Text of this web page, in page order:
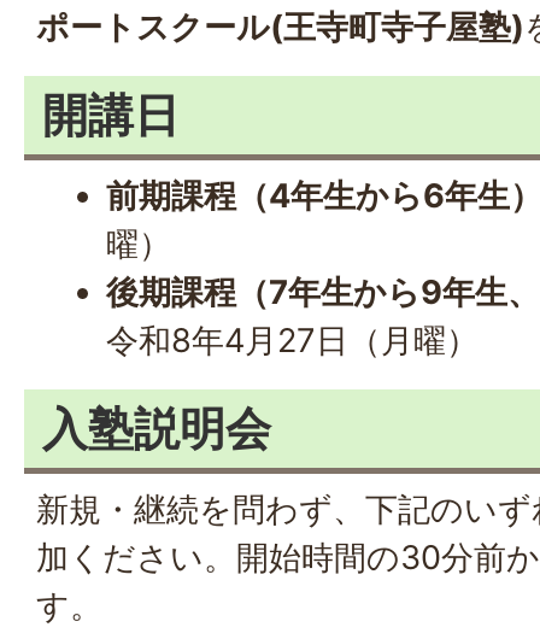
ポートスクール(王寺町寺子屋塾)
開講日
前期課程（4年生から6年生
曜）
後期課程（7年生から9年生
令和8年4月27日（月曜）
入塾説明会
新規・継続を問わず、下記のい
加ください。開始時間の30分前
す。